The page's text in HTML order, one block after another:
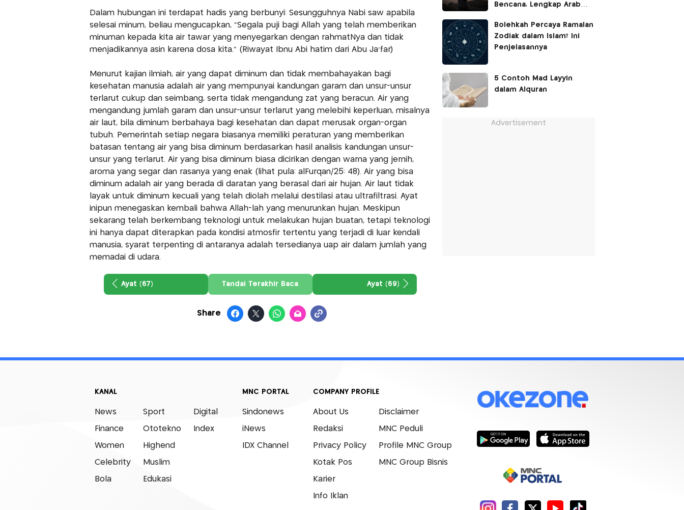
Dalam hubungan ini terdapat hadis yang berbunyi: Sesungguhnya Nabi saw apabila
selesai minum, beliau mengucapkan, "Segala puji bagi Allah yang telah memberikan
minuman kepada kita air tawar yang menyegarkan dengan rahmatNya dan tidak
menjadikannya asin karena dosa kita." (Riwayat Ibnu Abi hatim dari Abu Ja'far)
Menurut kajian ilmiah, air yang dapat diminum dan tidak membahayakan bagi
kesehatan manusia adalah air yang mempunyai kandungan garam dan unsur-unsur
terlarut cukup dan seimbang, serta tidak mengandung zat yang beracun. Air yang
mengandung jumlah garam dan unsur-unsur terlarut yang melebihi keperluan, misalnya
air laut, bila diminum berbahaya bagi kesehatan dan dapat merusak organ-organ
tubuh. Pemerintah setiap negara biasanya memiliki peraturan yang memberikan
batasan tentang air yang bisa diminum berdasarkan hasil analisis kandungan unsur-
unsur yang terlarut. Air yang bisa diminum biasa dicirikan dengan warna yang jernih,
aroma yang segar dan rasanya yang enak (lihat pula: alFurqan/25: 48). Air yang bisa
diminum adalah air yang berada di daratan yang berasal dari air hujan. Air laut tidak
layak untuk diminum kecuali yang telah diolah melalui destilasi atau ultrafiltrasi. Ayat
inipun menegaskan kembali bahwa Allah-lah yang menurunkan hujan. Meskipun
sekarang telah berkembang teknologi untuk melakukan hujan buatan, tetapi teknologi
ini hanya dapat diterapkan pada kondisi atmosfir tertentu yang terjadi di luar kendali
manusia, syarat terpenting di antaranya adalah tersedianya uap air dalam jumlah yang
memadai di udara.
Ayat (67) Tandai Terakhir Baca Ayat (69)
Share
Bencana, Lengkap Arab
Bolehkah Percaya Ramalan
Zodiak dalam Islam? Ini
Penjelasannya
5 Contoh Mad Layyin
dalam Alquran
Advertisement